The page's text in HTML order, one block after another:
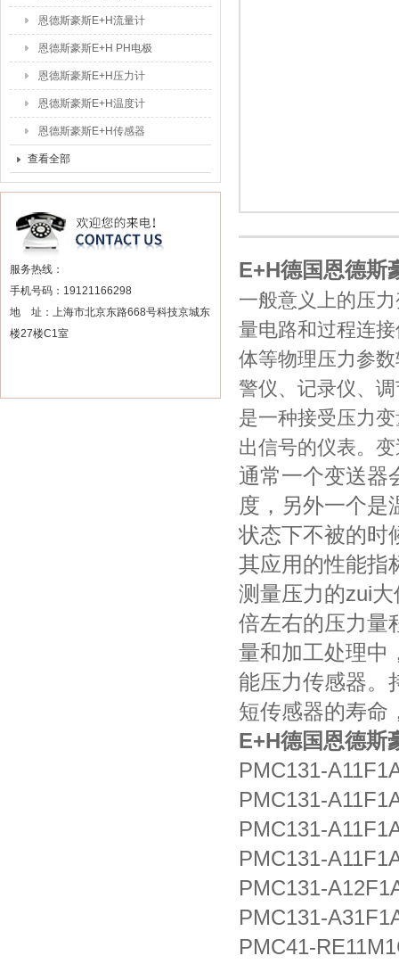
恩德斯豪斯E+H流量计
恩德斯豪斯E+H PH电极
恩德斯豪斯E+H压力计
恩德斯豪斯E+H温度计
恩德斯豪斯E+H传感器
查看全部
服务热线：
手机号码：19121166298
地 址：上海市北京东路668号科技京城东
楼27楼C1室
E+H德国恩德斯
一般意义上的压
量电路和过程连
体等物理压力参
警仪、记录仪、
是一种接受压力
出信号的仪表。
通常一个变送器
度，另外一个是
状态下不被的时
其应用的性能指
测量压力的zui
倍左右的压力量
量和加工处理中
能压力传感器。
短传感器的寿命
E+H德国恩德斯
PMC131-
PMC131-
PMC131-
PMC131-
PMC131-
PMC131-
PMC41-